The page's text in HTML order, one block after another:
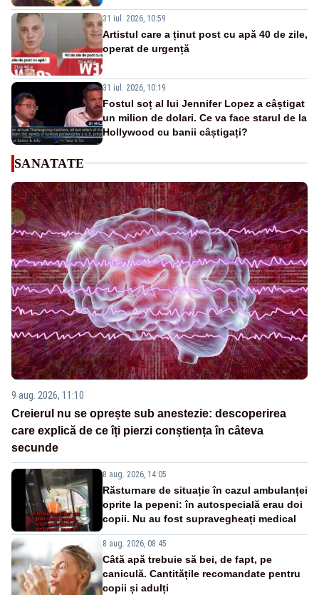
31 iul. 2026, 10:59
Artistul care a ținut post cu apă 40 de zile,
operat de urgență
31 iul. 2026, 10:19
Fostul soț al lui Jennifer Lopez a câștigat
un milion de dolari. Ce va face starul de la
Hollywood cu banii câștigați?
SANATATE
9 aug. 2026, 11:10
Creierul nu se oprește sub anestezie: descoperirea
care explică de ce îți pierzi conștiența în câteva
secunde
8 aug. 2026, 14:05
Răsturnare de situație în cazul ambulanței
oprite la pepeni: în autospecială erau doi
copii. Nu au fost supravegheați medical
8 aug. 2026, 08:45
Câtă apă trebuie să bei, de fapt, pe
caniculă. Cantitățile recomandate pentru
copii și adulți